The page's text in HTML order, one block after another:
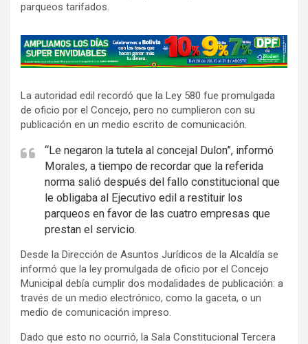
parqueos tarifados.
A
d
e
r
t
i
t
:
La autoridad edil recordó que la Ley 580 fue promulgada
de oficio por el Concejo, pero no cumplieron con su
publicación en un medio escrito de comunicación.
“Le negaron la tutela al concejal Dulon”, informó
Morales, a tiempo de recordar que la referida
norma salió después del fallo constitucional que
le obligaba al Ejecutivo edil a restituir los
parqueos en favor de las cuatro empresas que
prestan el servicio.
Desde la Dirección de Asuntos Jurídicos de la Alcaldía se
informó que la ley promulgada de oficio por el Concejo
Municipal debía cumplir dos modalidades de publicación: a
través de un medio electrónico, como la gaceta, o un
medio de comunicación impreso.
Dado que esto no ocurrió, la Sala Constitucional Tercera